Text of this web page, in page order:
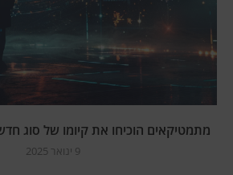
מתמטיקאים הוכיחו את קיומו של סוג
9 ינואר 2025